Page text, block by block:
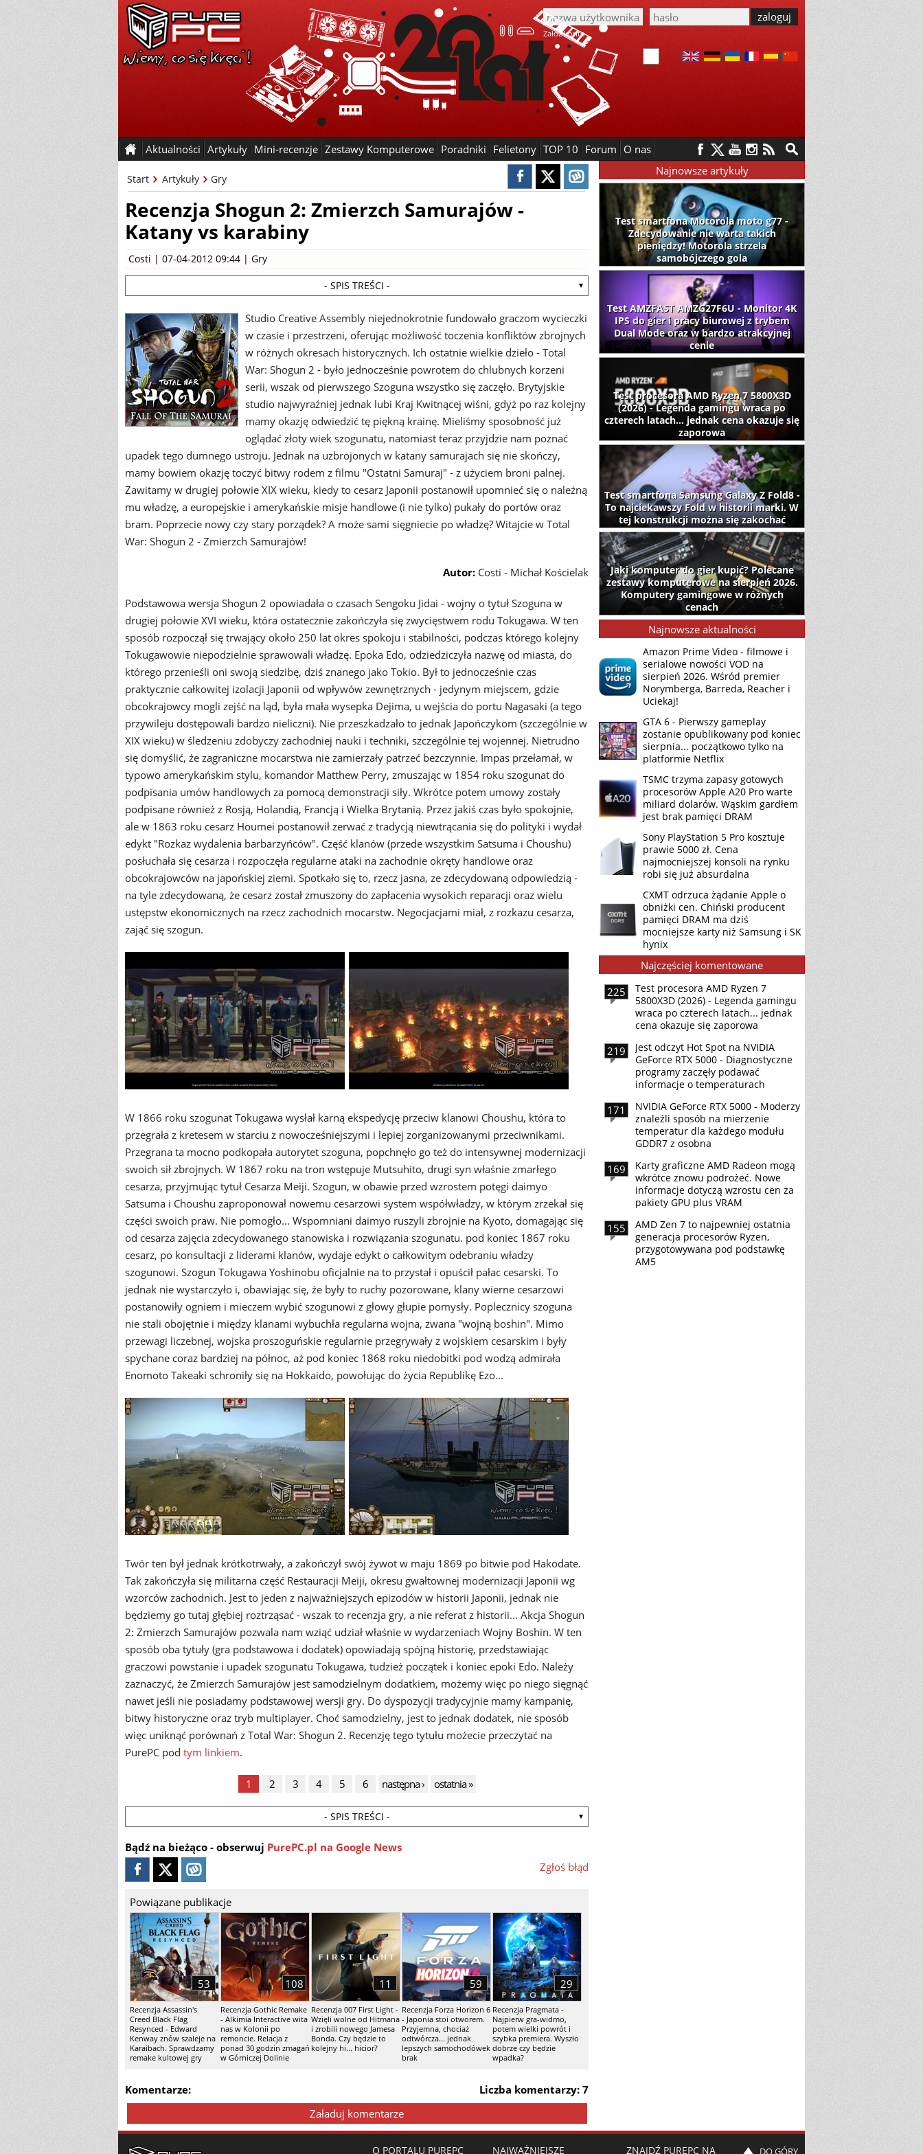
Załóż konto
Aktualności Artykuły Mini-recenzje Zestawy Komputerowe Poradniki Felietony TOP 10 Forum O nas
Start Artykuły Gry
Recenzja Shogun 2: Zmierzch Samurajów -
Katany vs karabiny
Costi | 07-04-2012 09:44 | Gry
- SPIS TREŚCI -
Studio Creative Assembly niejednokrotnie fundowało graczom wycieczki
w czasie i przestrzeni, oferując możliwość toczenia konfliktów zbrojnych
w różnych okresach historycznych. Ich ostatnie wielkie dzieło - Total
War: Shogun 2 - było jednocześnie powrotem do chlubnych korzeni
serii, wszak od pierwszego Szoguna wszystko się zaczęło. Brytyjskie
studio najwyraźniej jednak lubi Kraj Kwitnącej wiśni, gdyż po raz kolejny
mamy okazję odwiedzić tę piękną krainę. Mieliśmy sposobność już
oglądać złoty wiek szogunatu, natomiast teraz przyjdzie nam poznać
upadek tego dumnego ustroju. Jednak na uzbrojonych w katany samurajach się nie skończy,
mamy bowiem okazję toczyć bitwy rodem z filmu "Ostatni Samuraj" - z użyciem broni palnej.
Zawitamy w drugiej połowie XIX wieku, kiedy to cesarz Japonii postanowił upomnieć się o należną
mu władzę, a europejskie i amerykańskie misje handlowe (i nie tylko) pukały do portów oraz
bram. Poprzecie nowy czy stary porządek? A może sami sięgniecie po władzę? Witajcie w Total
War: Shogun 2 - Zmierzch Samurajów!
Autor: Costi - Michał Kościelak
Podstawowa wersja Shogun 2 opowiadała o czasach Sengoku Jidai - wojny o tytuł Szoguna w
drugiej połowie XVI wieku, która ostatecznie zakończyła się zwycięstwem rodu Tokugawa. W ten
sposób rozpoczął się trwający około 250 lat okres spokoju i stabilności, podczas którego kolejny
Tokugawowie niepodzielnie sprawowali władzę. Epoka Edo, odziedziczyła nazwę od miasta, do
którego przenieśli oni swoją siedzibę, dziś znanego jako Tokio. Był to jednocześnie czas
praktycznie całkowitej izolacji Japonii od wpływów zewnętrznych - jedynym miejscem, gdzie
obcokrajowcy mogli zejść na ląd, była mała wysepka Dejima, u wejścia do portu Nagasaki (a tego
przywileju dostępowali bardzo nieliczni). Nie przeszkadzało to jednak Japończykom (szczególnie w
XIX wieku) w śledzeniu zdobyczy zachodniej nauki i techniki, szczególnie tej wojennej. Nietrudno
się domyślić, że zagraniczne mocarstwa nie zamierzały patrzeć bezczynnie. Impas przełamał, w
typowo amerykańskim stylu, komandor Matthew Perry, zmuszając w 1854 roku szogunat do
podpisania umów handlowych za pomocą demonstracji siły. Wkrótce potem umowy zostały
podpisane również z Rosją, Holandią, Francją i Wielka Brytanią. Przez jakiś czas było spokojnie,
ale w 1863 roku cesarz Houmei postanowił zerwać z tradycją niewtrącania się do polityki i wydał
edykt "Rozkaz wydalenia barbarzyńców". Część klanów (przede wszystkim Satsuma i Choushu)
posłuchała się cesarza i rozpoczęła regularne ataki na zachodnie okręty handlowe oraz
obcokrajowców na japońskiej ziemi. Spotkało się to, rzecz jasna, ze zdecydowaną odpowiedzią -
na tyle zdecydowaną, że cesarz został zmuszony do zapłacenia wysokich reparacji oraz wielu
ustępstw ekonomicznych na rzecz zachodnich mocarstw. Negocjacjami miał, z rozkazu cesarza,
zająć się szogun.
W 1866 roku szogunat Tokugawa wysłał karną ekspedycję przeciw klanowi Choushu, która to
przegrała z kretesem w starciu z nowocześniejszymi i lepiej zorganizowanymi przeciwnikami.
Przegrana ta mocno podkopała autorytet szoguna, popchnęło go też do intensywnej modernizacji
swoich sił zbrojnych. W 1867 roku na tron wstępuje Mutsuhito, drugi syn właśnie zmarłego
cesarza, przyjmując tytuł Cesarza Meiji. Szogun, w obawie przed wzrostem potęgi daimyo
Satsuma i Choushu zaproponował nowemu cesarzowi system współwładzy, w którym zrzekał się
części swoich praw. Nie pomogło... Wspomniani daimyo ruszyli zbrojnie na Kyoto, domagając się
od cesarza zajęcia zdecydowanego stanowiska i rozwiązania szogunatu. pod koniec 1867 roku
cesarz, po konsultacji z liderami klanów, wydaje edykt o całkowitym odebraniu władzy
szogunowi. Szogun Tokugawa Yoshinobu oficjalnie na to przystał i opuścił pałac cesarski. To
jednak nie wystarczyło i, obawiając się, że były to ruchy pozorowane, klany wierne cesarzowi
postanowiły ogniem i mieczem wybić szogunowi z głowy głupie pomysły. Poplecznicy szoguna
nie stali obojętnie i między klanami wybuchła regularna wojna, zwana "wojną boshin". Mimo
przewagi liczebnej, wojska proszoguńskie regularnie przegrywały z wojskiem cesarskim i były
spychane coraz bardziej na północ, aż pod koniec 1868 roku niedobitki pod wodzą admirała
Enomoto Takeaki schroniły się na Hokkaido, powołując do życia Republikę Ezo...
Twór ten był jednak krótkotrwały, a zakończył swój żywot w maju 1869 po bitwie pod Hakodate.
Tak zakończyła się militarna część Restauracji Meiji, okresu gwałtownej modernizacji Japonii wg
wzorców zachodnich. Jest to jeden z najważniejszych epizodów w historii Japonii, jednak nie
będziemy go tutaj głębiej roztrząsać - wszak to recenzja gry, a nie referat z historii... Akcja Shogun
2: Zmierzch Samurajów pozwala nam wziąć udział właśnie w wydarzeniach Wojny Boshin. W ten
sposób oba tytuły (gra podstawowa i dodatek) opowiadają spójną historię, przedstawiając
graczowi powstanie i upadek szogunatu Tokugawa, tudzież początek i koniec epoki Edo. Należy
zaznaczyć, że Zmierzch Samurajów jest samodzielnym dodatkiem, możemy więc po niego sięgnąć
nawet jeśli nie posiadamy podstawowej wersji gry. Do dyspozycji tradycyjnie mamy kampanię,
bitwy historyczne oraz tryb multiplayer. Choć samodzielny, jest to jednak dodatek, nie sposób
więc uniknąć porównań z Total War: Shogun 2. Recenzję tego tytułu możecie przeczytać na
PurePC pod tym linkiem.
1 2 3 4 5 6 następna › ostatnia »
- SPIS TREŚCI -
Bądź na bieżąco - obserwuj PurePC.pl na Google News
Zgłoś błąd
Powiązane publikacje
Recenzja Assassin's
Creed Black Flag
Resynced - Edward
Kenway znów szaleje na
Karaibach. Sprawdzamy
remake kultowej gry
53
Recenzja Gothic Remake
- Alkimia Interactive wita
nas w Kolonii po
remoncie. Relacja z
ponad 30 godzin zmagań
w Górniczej Dolinie
108
Recenzja 007 First Light -
Wzięli wolne od Hitmana
i zrobili nowego Jamesa
Bonda. Czy będzie to
kolejny hi... hicior?
11
Recenzja Forza Horizon 6
- Japonia stoi otworem.
Przyjemna, chociaż
odtwórcza... jednak
lepszych samochodówek
brak
59
Recenzja Pragmata -
Najpierw gra-widmo,
potem wielki powrót i
szybka premiera. Wyszło
dobrze czy będzie
wpadka?
29
Liczba komentarzy: 7
Komentarze:
Załaduj komentarze
Najnowsze artykuły
Test smartfona Motorola moto g77 -
Zdecydowanie nie warta takich
pieniędzy! Motorola strzela
samobójczego gola
Test AMZFAST AMZG27F6U - Monitor 4K
IPS do gier i pracy biurowej z trybem
Dual Mode oraz w bardzo atrakcyjnej
cenie
Test procesora AMD Ryzen 7 5800X3D
(2026) - Legenda gamingu wraca po
czterech latach... jednak cena okazuje się
zaporowa
Test smartfona Samsung Galaxy Z Fold8 -
To najciekawszy Fold w historii marki. W
tej konstrukcji można się zakochać
Jaki komputer do gier kupić? Polecane
zestawy komputerowe na sierpień 2026.
Komputery gamingowe w różnych
cenach
Najnowsze aktualności
Amazon Prime Video - filmowe i
serialowe nowości VOD na
sierpień 2026. Wśród premier
Norymberga, Barreda, Reacher i
Uciekaj!
GTA 6 - Pierwszy gameplay
zostanie opublikowany pod koniec
sierpnia... początkowo tylko na
platformie Netflix
TSMC trzyma zapasy gotowych
procesorów Apple A20 Pro warte
miliard dolarów. Wąskim gardłem
jest brak pamięci DRAM
Sony PlayStation 5 Pro kosztuje
prawie 5000 zł. Cena
najmocniejszej konsoli na rynku
robi się już absurdalna
CXMT odrzuca żądanie Apple o
obniżki cen. Chiński producent
pamięci DRAM ma dziś
mocniejsze karty niż Samsung i SK
hynix
Najczęściej komentowane
225
Test procesora AMD Ryzen 7
5800X3D (2026) - Legenda gamingu
wraca po czterech latach... jednak
cena okazuje się zaporowa
219
Jest odczyt Hot Spot na NVIDIA
GeForce RTX 5000 - Diagnostyczne
programy zaczęły podawać
informacje o temperaturach
171
NVIDIA GeForce RTX 5000 - Moderzy
znaleźli sposób na mierzenie
temperatur dla każdego modułu
GDDR7 z osobna
169
Karty graficzne AMD Radeon mogą
wkrótce znowu podrożeć. Nowe
informacje dotyczą wzrostu cen za
pakiety GPU plus VRAM
155
AMD Zen 7 to najpewniej ostatnia
generacja procesorów Ryzen,
przygotowywana pod podstawkę
AM5
O PORTALU PUREPC NAJWAŻNIEJSZE ZNAJDŹ PUREPC NA DO GÓRY